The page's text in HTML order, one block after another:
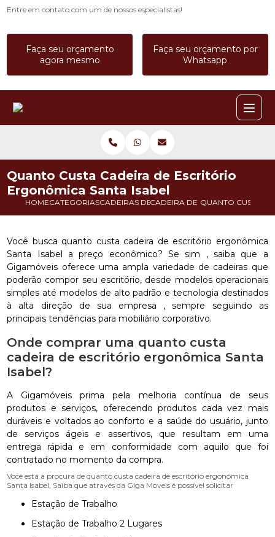
Entre em contato com um de nossos especialistas!
Faça seu orçamento
agora mesmo
Faça seu orçamento por
Whatsapp
HOMECATEGORIASCADEIRAS DE ESCRITORIOCADEIRA DE ESCRITORIO COM
QUANTO CUSTA
Quanto Custa Cadeira de Escritório
Ergonômica Santa Isabel
Você busca quanto custa cadeira de escritório ergonômica
Santa Isabel a preço econômico? Se sim , saiba que a
Gigamóveis oferece uma ampla variedade de cadeiras que
poderão compor seu escritório, desde modelos operacionais
simples até modelos de alto padrão e tecnologia destinados
à alta direção de sua empresa , sempre seguindo as
principais tendências para mobiliário corporativo.
Onde comprar uma quanto custa
cadeira de escritório ergonômica Santa
Isabel?
A Gigamóveis prima pela melhoria contínua de seus
produtos e serviços, oferecendo produtos cada vez mais
duráveis e voltados ao conforto e a saúde do usuário, junto
de serviços ágeis e assertivos, que resultam em uma
entrega rápida e em conformidade com aquilo que foi
contratado no momento da compra.
Você está a procura de quanto custa cadeira de escritório ergonômica
Santa Isabel, Saiba que através da Giga Moveis é possível solicitar
Estação de Trabalho
Estação de Trabalho 2 Lugares